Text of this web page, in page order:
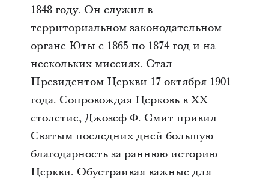
1848 году. Он служил в
территориальном законодательном
органе Юты с 1865 по 1874 год и на
нескольких миссиях. Стал
Президентом Церкви 17 октября 1901
года. Сопровождая Церковь в XX
столетие, Джозеф Ф. Смит привил
Святым последних дней большую
благодарность за раннюю историю
Церкви. Обустраивая важные для